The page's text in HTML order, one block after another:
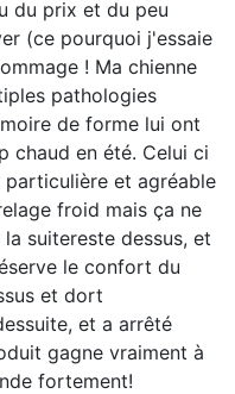
du prix et du peu
(ce pourquoi j'essaie
! Ma chienne
pathologies
de forme lui ont
chaud en été. Celui ci
particulière et agréable
froid mais ça ne
la suitereste dessus, et
le confort du
et dort
et a arrêté
gagne vraiment à
fortement!